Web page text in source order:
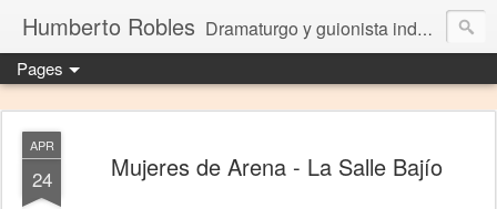
Humberto Robles Dramaturgo y guionista independiente
Pages
APR
24 Mujeres de Arena - La Salle Bajío